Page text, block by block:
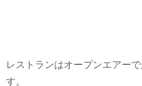
レストランはオープンエアー
す。